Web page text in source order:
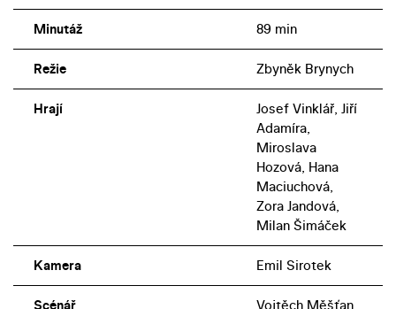
Minutáž 89 min
Režie Zbyněk Brynych
Hrají
Josef Vinklář, Jiří
Adamíra,
Miroslava
Hozová, Hana
Maciuchová,
Zora Jandová,
Milan Šimáček
Kamera Emil Sirotek